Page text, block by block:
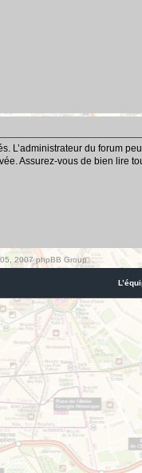
L’administrateur du forum
Assurez-vous de bien lire
2007 phpBB Group